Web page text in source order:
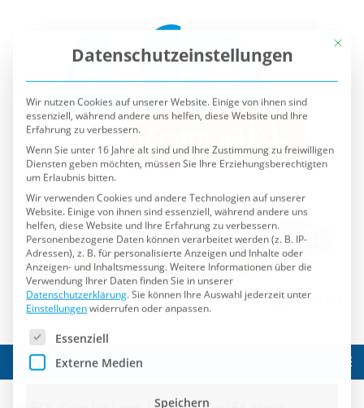
Wir nutzen Cookies auf unserer Website. Einige von ihnen sind
essenziell, während andere uns helfen, diese Website und Ihre
Erfahrung zu verbessern.
Wenn Sie unter 16 Jahre alt sind und Ihre Zustimmung zu freiwilligen
Diensten geben möchten, müssen Sie Ihre Erziehungsberechtigten
um Erlaubnis bitten.
Wir verwenden Cookies und andere Technologien auf unserer
Website. Einige von ihnen sind essenziell, während andere uns
helfen, diese Website und Ihre Erfahrung zu verbessern.
Personenbezogene Daten können verarbeitet werden (z. B. IP-
Adressen), z. B. für personalisierte Anzeigen und Inhalte oder
Anzeigen- und Inhaltsmessung.Weitere Informationen über die
Verwendung Ihrer Daten finden Sie in unserer
Datenschutzerklärung. Sie können Ihre Auswahl jederzeit unter
Einstellungenwiderrufen oder anpassen.
Es folgt eine Liste der Service-Gruppen, für die eine
Externe Medien